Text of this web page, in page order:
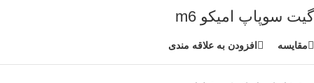
گیت سوپاپ امیکو m6
مقایسه افزودن به علاقه مندی